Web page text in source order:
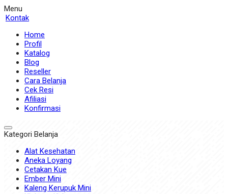
Menu
Kontak
Home
Profil
Katalog
Blog
Reseller
Cara Belanja
Cek Resi
Afiliasi
Konfirmasi
Kategori Belanja
Alat Kesehatan
Aneka Loyang
Cetakan Kue
Ember Mini
Kaleng Kerupuk Mini